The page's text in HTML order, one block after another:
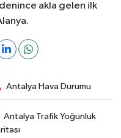
akla gelen ilk
Antalya Hava Durumu
Antalya Trafik Yoğunluk